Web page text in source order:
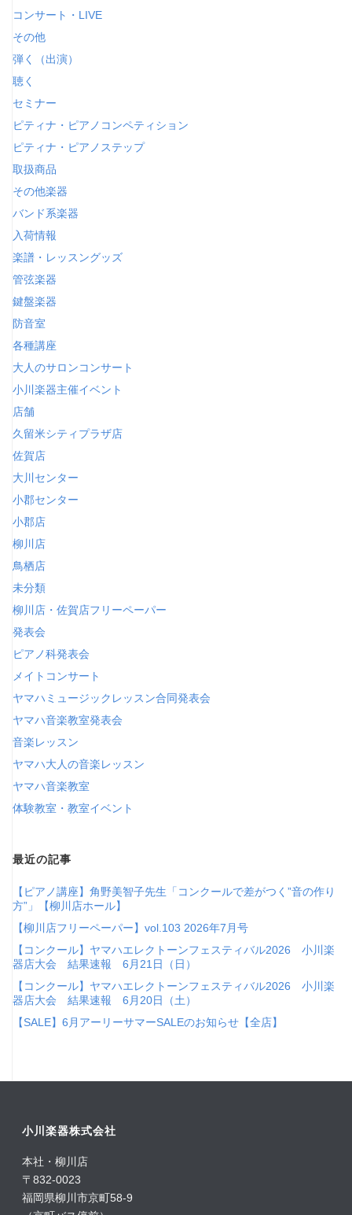
コンサート・LIVE
その他
弾く（出演）
聴く
セミナー
ピティナ・ピアノコンペティション
ピティナ・ピアノステップ
取扱商品
その他楽器
バンド系楽器
入荷情報
楽譜・レッスングッズ
管弦楽器
鍵盤楽器
防音室
各種講座
大人のサロンコンサート
小川楽器主催イベント
店舗
久留米シティプラザ店
佐賀店
大川センター
小郡センター
小郡店
柳川店
鳥栖店
未分類
柳川店・佐賀店フリーペーパー
発表会
ピアノ科発表会
メイトコンサート
ヤマハミュージックレッスン合同発表会
ヤマハ音楽教室発表会
音楽レッスン
ヤマハ大人の音楽レッスン
ヤマハ音楽教室
体験教室・教室イベント
最近の記事
【ピアノ講座】角野美智子先生「コンクールで差がつく”音の作り
方”」【柳川店ホール】
【柳川店フリーペーパー】vol.103 2026年7月号
【コンクール】ヤマハエレクトーンフェスティバル2026 小川楽
器店大会 結果速報 6月21日（日）
【コンクール】ヤマハエレクトーンフェスティバル2026 小川楽
器店大会 結果速報 6月20日（土）
【SALE】6月アーリーサマーSALEのお知らせ【全店】
小川楽器株式会社
本社・柳川店
〒832-0023
福岡県柳川市京町58-9